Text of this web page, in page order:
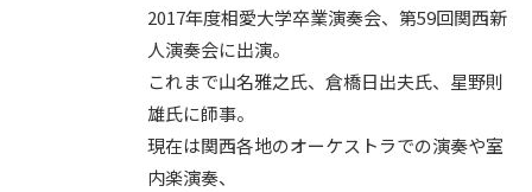
2017年度相愛大学卒業演奏会、第59回関西新
人演奏会に出演。
これまで山名雅之氏、倉橋日出夫氏、星野則
雄氏に師事。
現在は関西各地のオーケストラでの演奏や室
内楽演奏、